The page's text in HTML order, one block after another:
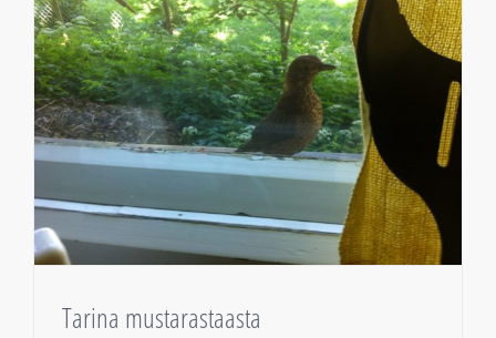
Tarina mustarastaasta